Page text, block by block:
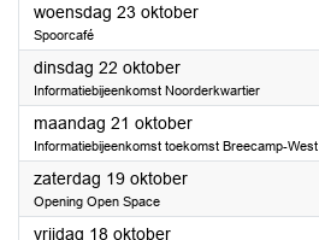
woensdag 23 oktober2024
Spoorcafé
dinsdag 22 oktober2024
Informatiebijeenkomst Noorderkwartier
maandag 21 oktober2024
Informatiebijeenkomst toekomst Breecamp-West
zaterdag 19 oktober2024
Opening Open Space
vrijdag 18 oktober2024